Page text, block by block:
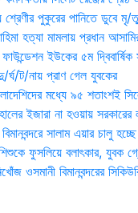
শ্রেণীর পুকুরের পানিতে ডুবে মৃ/
হত্যা মামলায় প্রধান
ইউকের ৫ম
ট/নায় প্রাণ গেল যুবকের
মধ্যে ৯৫ শতাংশই
ইজারা না হওয়ায় সরকারের
সালাম এয়ার চালু
ফুসলিয়ে বলাৎকার, যুবক
ওসমানী বিমানবন্দরের